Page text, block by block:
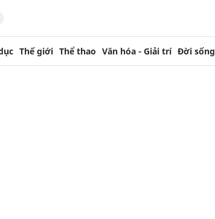
Thế giới Thể thao Văn hóa - Giải trí Đời sống